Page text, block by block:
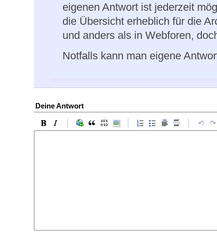
eigenen Antwort ist jederzeit
die Übersicht erheblich für die
und anders als in Webforen,
Notfalls kann man eigene
Deine Antwort